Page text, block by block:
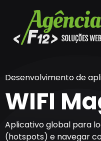
Desenvolvimento de
WIFI
Aplicativo global para
(hotspots) e navegar